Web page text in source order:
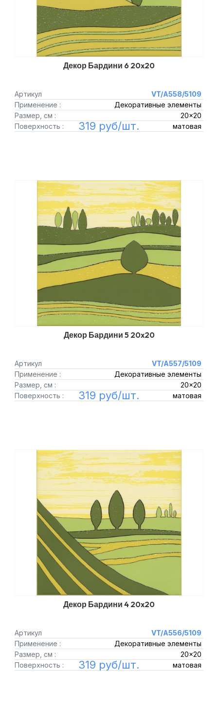
Декор Бардини 6 20x20
Артикул
VT/A558/5109
Применение :
Декоративные элементы
Размер, см :
20x20
Поверхность :
матовая
319 руб/шт.
Декор Бардини 5 20x20
Артикул
VT/A557/5109
Применение :
Декоративные элементы
Размер, см :
20x20
Поверхность :
матовая
319 руб/шт.
Декор Бардини 4 20x20
Артикул
VT/A556/5109
Применение :
Декоративные элементы
Размер, см :
20x20
Поверхность :
матовая
319 руб/шт.